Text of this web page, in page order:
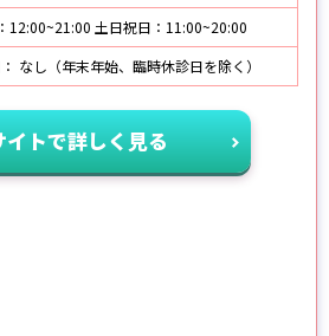
12:00~21:00 土日祝日：11:00~20:00
なし（年末年始、臨時休診日を除く）
イトで詳しく見る